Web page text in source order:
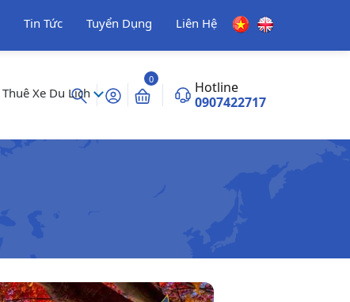
Tin Tức Tuyển Dụng Liên Hệ
Thuê Xe Du Lịch
0
Hotline
0907422717